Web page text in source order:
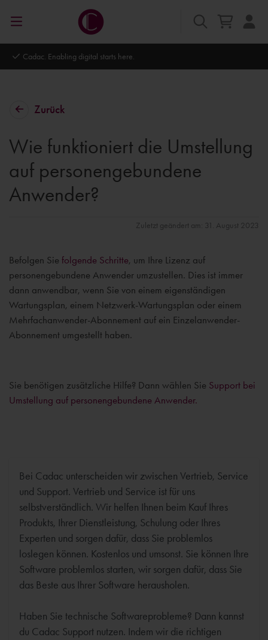
digital starts here.
Zurück
Wie funktioniert die Umstellung
auf personengebundene
Anwender?
Zuletzt geändert am: 31. August 2023
Befolgen Sie folgende Schritte, um Ihre Lizenz auf
personengebundene Anwender umzustellen. Dies ist immer
dann anwendbar, wenn Sie von einem eigenständigen
Wartungsplan, einem Netzwerk-Wartungsplan oder einem
Mehrfachanwender-Abonnement auf ein Einzelanwender-
Abonnement umgestellt haben.
Sie benötigen zusätzliche Hilfe? Dann wählen Sie Support bei
Umstellung auf personengebundene Anwender.
Bei Cadac unterscheiden wir zwischen Vertrieb, Service
und Support. Vertrieb und Service ist für uns
selbstverständlich. Wir helfen Ihnen beim Kauf Ihres
Produkts, Ihrer Dienstleistung, Schulung oder Ihres
Experten und sorgen dafür, dass Sie problemlos
loslegen können. Kostenlos und umsonst. Sie können Ihre
Software problemlos starten, wir sorgen dafür, dass Sie
das Beste aus Ihrer Software herausholen.
Haben Sie technische Softwareprobleme? Dann kannst
du Cadac Support nutzen. Indem wir die richtigen